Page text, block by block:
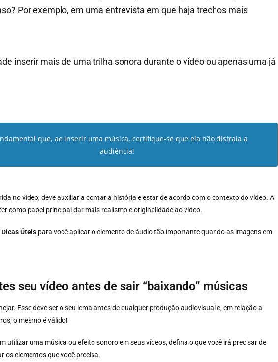
Por exemplo, em uma entrevista em que haja trechos mais
inserir mais de uma trilha sonora durante o vídeo ou apenas uma já
que, ao inserir uma música, certifique-se que ela não distraia a
audiência!
no vídeo, deve auxiliar a contar a história e estar de acordo com o contexto do vídeo. A
como papel principal dar mais realismo e originalidade ao vídeo.
Dicas Úteis para você aplicar o elemento de áudio tão importante quando as imagens em
seu vídeo antes de sair “baixando” músicas
Esse deve ser o seu lema antes de qualquer produção audiovisual e, em relação a
o mesmo é válido!
utilizar uma música ou efeito sonoro em seus vídeos, defina o que você irá precisar de
os elementos que você precisa.